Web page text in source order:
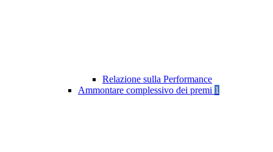
Relazione sulla Performance
Ammontare complessivo dei premi 1